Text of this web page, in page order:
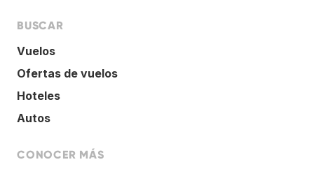
BUSCAR
Vuelos
Ofertas de vuelos
Hoteles
Autos
CONOCER MÁS